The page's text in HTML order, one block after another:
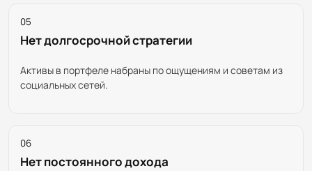
05
Нет долгосрочной стратегии
Активы в портфеле набраны по ощущениям и советам из
социальных сетей.
06
Нет постоянного дохода